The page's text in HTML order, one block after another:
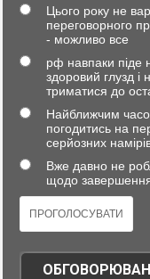
Цього року не
переговорного
- можливо все
рф навпаки піде
здоровий глузд і
триматися до
Найближчим
погодитись на
серйозних
Вже давно не
щодо